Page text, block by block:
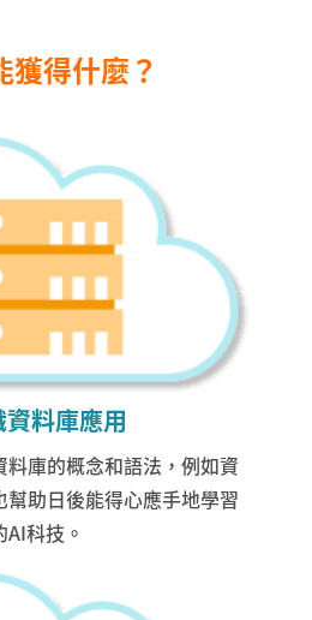
獲得什麼？
料庫應用
庫的概念和語法，例如資
助日後能得心應手地學習
科技。